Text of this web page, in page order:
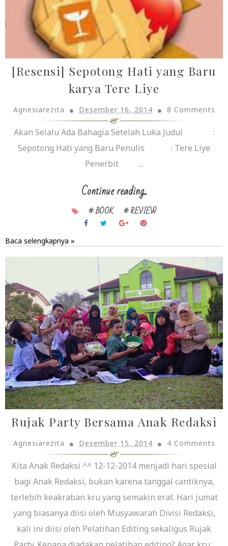
[Resensi] Sepotong Hati yang Baru
karya Tere Liye
Agnesiarezita Desember 16, 2014 8 Comments
Akan Selalu Ada Bahagia Setelah Luka Judul :
Sepotong Hati yang Baru Penulis : Tere Liye
Penerbit ...
Continue reading...
# BOOK # REVIEW
Baca selengkapnya »
Rujak Party Bersama Anak Redaksi
Agnesiarezita Desember 15, 2014 4 Comments
Kita Anak Redaksi ^^ 12-12-2014 menjadi hari spesial
bagi Anak Redaksi, bukan karena tanggal cantiknya,
terlebih keakraban kru yang semakin erat. Hari jumat
yang biasanya diisi oleh Musyawarah Divisi Redaksi,
kali ini diisi oleh Pelatihan Editing sekaligus Rujak